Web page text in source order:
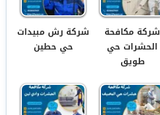
شركة مكافحة
الحشرات حي
طويق
شركة رش مبيدات
حي حطين